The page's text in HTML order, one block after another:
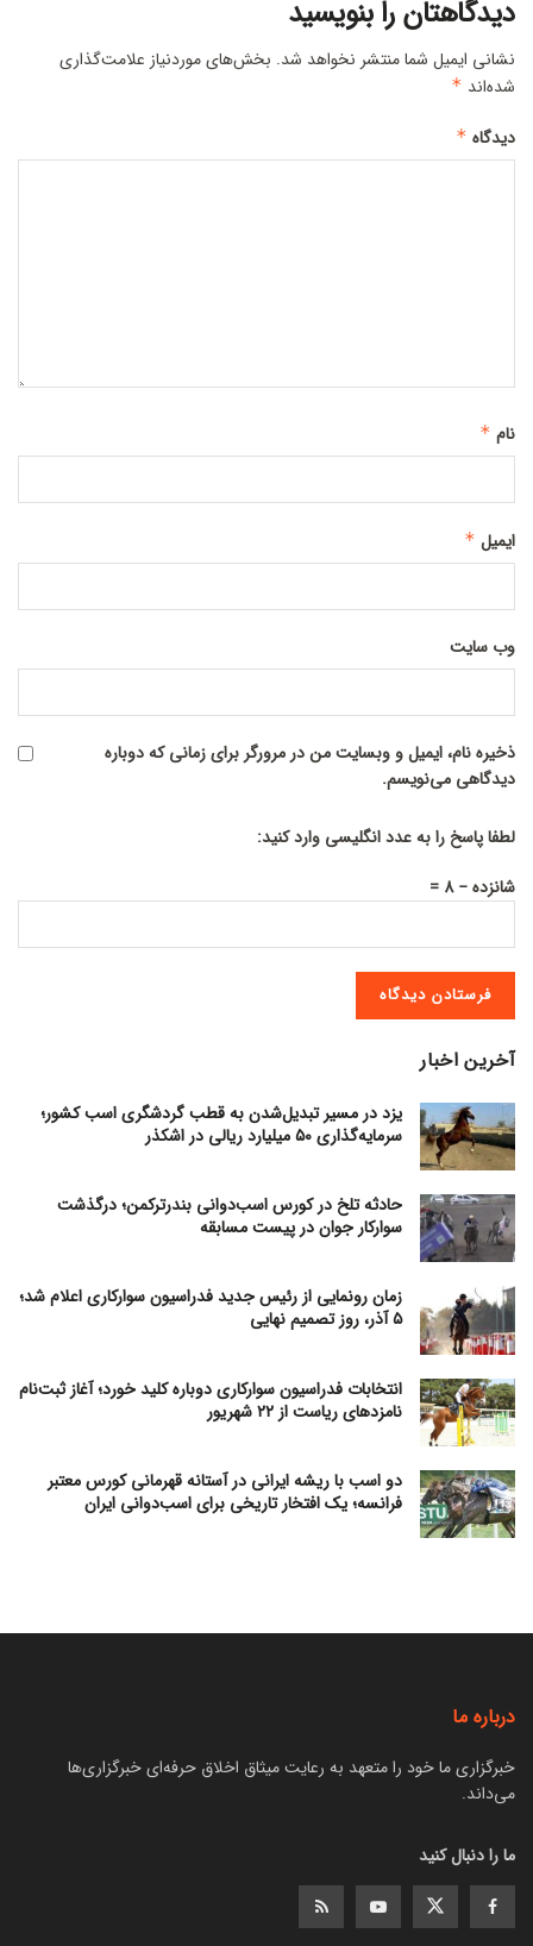
دیدگاهتان را بنویسید
نشانی ایمیل شما منتشر نخواهد شد. بخش‌های موردنیاز علامت‌گذاری
شده‌اند *
دیدگاه *
نام *
ایمیل *
وب‌ سایت
ذخیره نام، ایمیل و وبسایت من در مرورگر برای زمانی که دوباره
دیدگاهی می‌نویسم.
لطفا پاسخ را به عدد انگلیسی وارد کنید:
شانزده − 8 =
آخرین اخبار
یزد در مسیر تبدیل‌شدن به قطب گردشگری اسب کشور؛
سرمایه‌گذاری ۵۰ میلیارد ریالی در اشکذر
حادثه تلخ در کورس اسب‌دوانی بندرترکمن؛ درگذشت
سوارکار جوان در پیست مسابقه
زمان رونمایی از رئیس جدید فدراسیون سوارکاری اعلام شد؛
۵ آذر، روز تصمیم نهایی
انتخابات فدراسیون سوارکاری دوباره کلید خورد؛ آغاز ثبت‌نام
نامزدهای ریاست از ۲۲ شهریور
دو اسب با ریشه ایرانی در آستانه قهرمانی کورس معتبر
فرانسه؛ یک افتخار تاریخی برای اسب‌دوانی ایران
درباره ما
خبرگزاری ما خود را متعهد به رعایت میثاق اخلاق حرفه‌ای خبرگزاری‌ها
می‌داند.
ما را دنبال کنید